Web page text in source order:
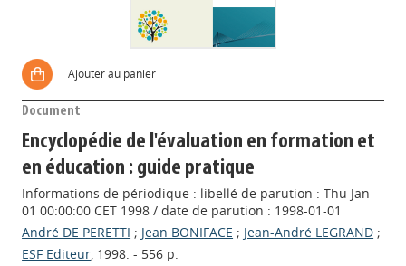
Ajouter au panier
Document
Encyclopédie de l'évaluation en formation et
en éducation : guide pratique
Informations de périodique : libellé de parution : Thu Jan
01 00:00:00 CET 1998 / date de parution : 1998-01-01
André DE PERETTI ; Jean BONIFACE ; Jean-André LEGRAND ;
ESF Editeur, 1998. - 556 p.